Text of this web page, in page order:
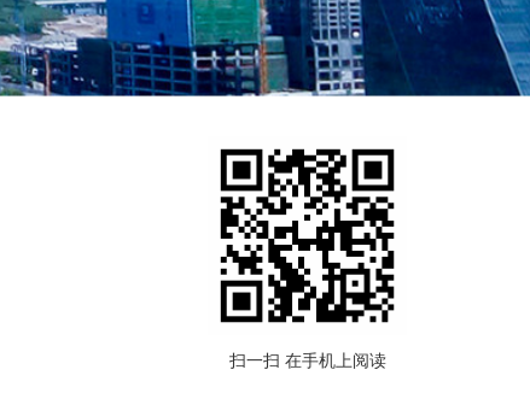
扫一扫 在手机上阅读